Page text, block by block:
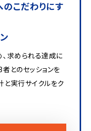
こだわりにす
求められる達成に
とのセッションを
実行サイクルをク